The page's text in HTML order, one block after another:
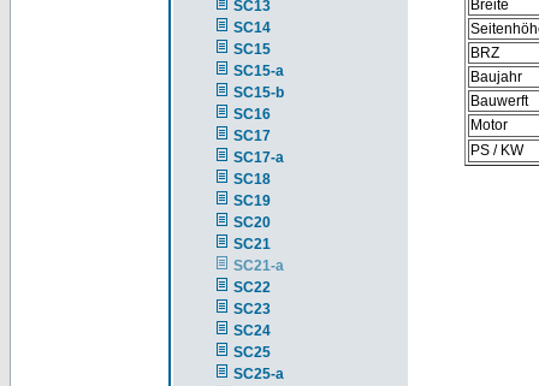
SC13
SC14
SC15
SC15-a
SC15-b
SC16
SC17
SC17-a
SC18
SC19
SC20
SC21
SC21-a
SC22
SC23
SC24
SC25
SC25-a
Breite
BRZ
Baujahr
Bauwerft
Motor
PS / KW